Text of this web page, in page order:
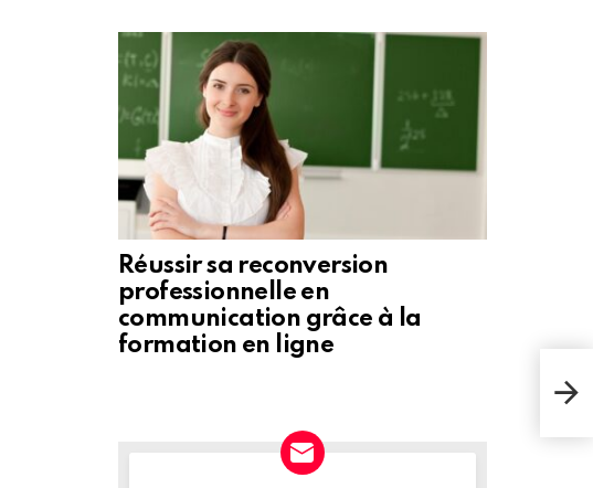
les
Réussir sa reconversion
professionnelle en
communication grâce à la
formation en ligne